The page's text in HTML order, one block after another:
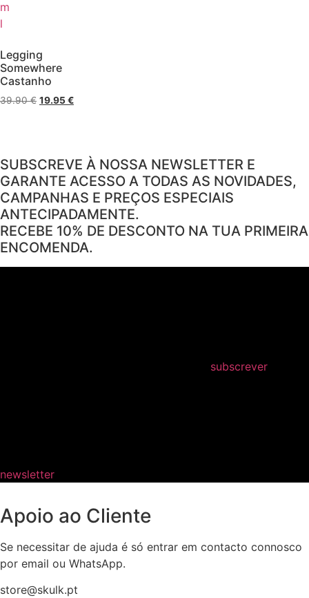
m
l
Legging
Somewhere
Castanho
39.90€ O
19.95€O
19.95 €.
SUBSCREVE À NOSSA NEWSLETTER E
GARANTE ACESSO A TODAS AS NOVIDADES,
CAMPANHAS E PREÇOS ESPECIAIS
ANTECIPADAMENTE.
RECEBE 10% DE DESCONTO NA TUA PRIMEIRA
ENCOMENDA.
subscrever
newsletter
Apoio ao Cliente
Se necessitar de ajuda é só entrar em contacto connosco
por email ou WhatsApp.
store@skulk.pt